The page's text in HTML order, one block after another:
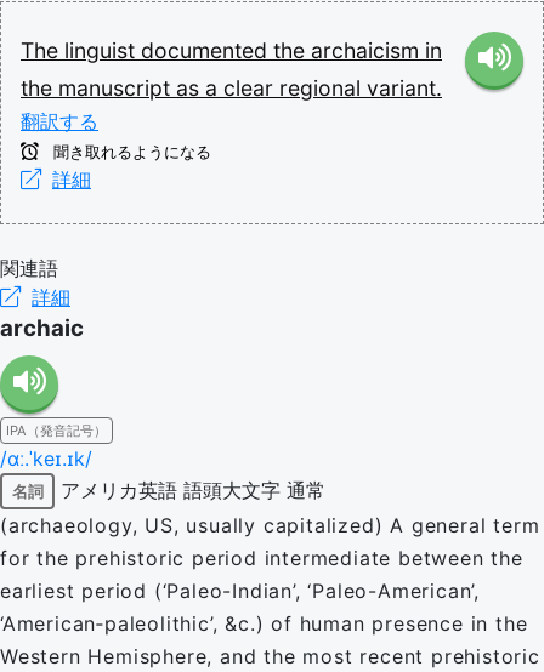
The linguist documented the archaicism in
the manuscript as a clear regional variant.
翻訳する
聞き取れるようになる
詳細
関連語
詳細
archaic
IPA（発音記号）
/ɑː.ˈkeɪ.ɪk/
名詞 アメリカ英語 語頭大文字 通常
(archaeology, US, usually capitalized) A general term
for the prehistoric period intermediate between the
earliest period (‘Paleo-Indian’, ‘Paleo-American’,
‘American‐paleolithic’, &c.) of human presence in the
Western Hemisphere, and the most recent prehistoric